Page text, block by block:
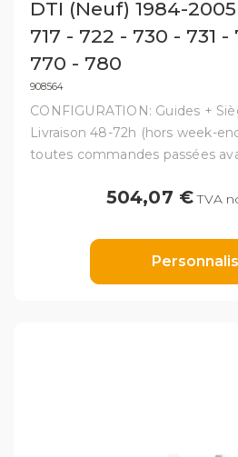
DTI (Neuf) 1984-2005
717 - 722 - 730 - 731
770 - 780
908564
CONFIGURATION: Guides +
Livraison 48-72h (hors week-
toutes commandes passées
504,07 €TVA